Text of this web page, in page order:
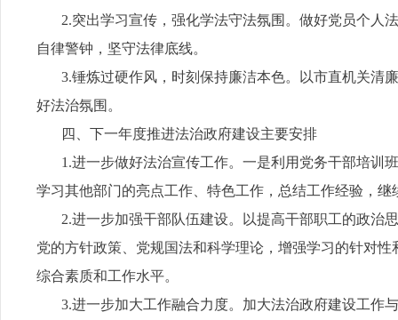
2.突出学习宣传，强化学法守法氛围。做好党员个人
自律警钟，坚守法律底线。
3.锤炼过硬作风，时刻保持廉洁本色。以市直机关清
好法治氛围。
四、下一年度推进法治政府建设主要安排
1.进一步做好法治宣传工作。一是利用党务干部培训
学习其他部门的亮点工作、特色工作，总结工作经验，
2.进一步加强干部队伍建设。以提高干部职工的政治
党的方针政策、党规国法和科学理论，增强学习的针对
综合素质和工作水平。
3.进一步加大工作融合力度。加大法治政府建设工作